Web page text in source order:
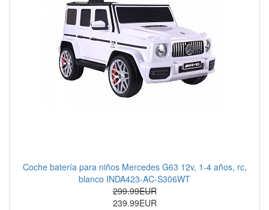
Coche batería para niños Mercedes G63 12v, 1-4 años, rc,
blanco INDA423-AC-S306WT
299.99EUR
239.99EUR